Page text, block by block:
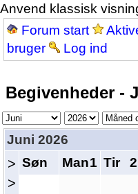
Anvend klassisk
Forum start
bruger
Log ind
Begivenheder -
Juni 2026
>
>
Søn 1
Man 2
Tir